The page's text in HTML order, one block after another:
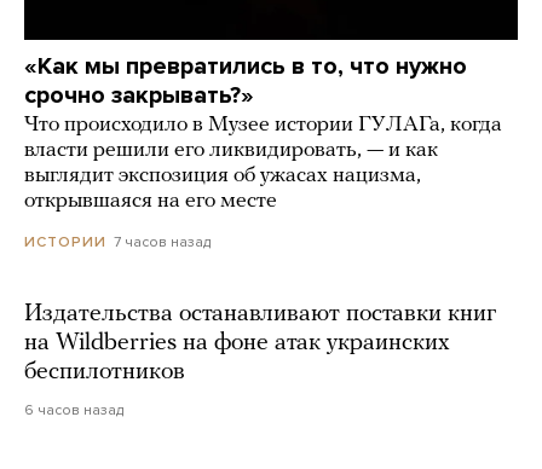
«Как мы превратились в то, что нужно
срочно закрывать?»
Что происходило в Музее истории ГУЛАГа, когда
власти решили его ликвидировать, — и как
выглядит экспозиция об ужасах нацизма,
открывшаяся на его месте
ИСТОРИИ 7 часов назад
Издательства останавливают поставки книг
на Wildberries на фоне атак украинских
беспилотников
6 часов назад